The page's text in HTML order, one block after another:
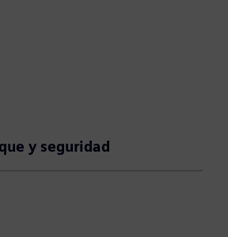
y seguridad